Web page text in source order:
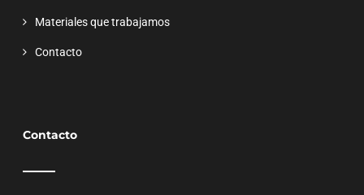
Materiales que trabajamos
Contacto
Contacto